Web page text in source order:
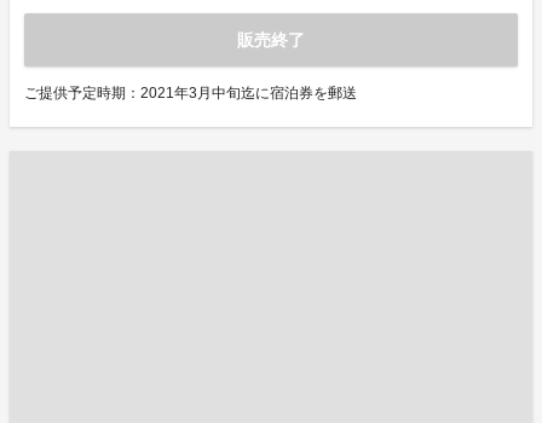
販売終了
ご提供予定時期：2021年3月中旬迄に宿泊券を郵送